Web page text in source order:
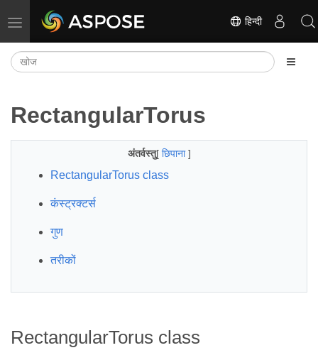
नेविगेशन टॉगल करें हिन्दी
RectangularTorus
अंतर्वस्तु[ छिपाना]
RectangularTorus class
कंस्ट्रक्टर्स
गुण
तरीकों
RectangularTorus class